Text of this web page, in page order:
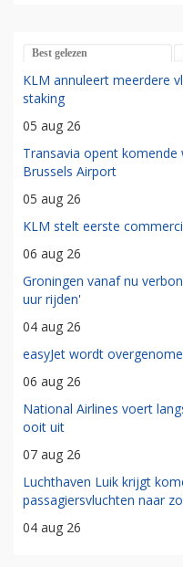
Best gelezen
KLM annuleert meerdere
staking
05 aug 26
Transavia opent
Brussels Airport
05 aug 26
KLM stelt eerste
06 aug 26
Groningen vanaf nu
uur rijden'
04 aug 26
easyJet wordt
06 aug 26
National Airlines voert
ooit uit
07 aug 26
Luchthaven Luik krijgt
passagiersvluchten naar
04 aug 26